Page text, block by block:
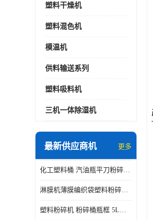
塑料干燥机
塑料混色机
模温机
供料输送系列
塑料吸料机
三机一体除湿机
最新供应商机 更多
化工塑料桶 汽油瓶平刀粉碎机生产厂家
淋膜机薄膜编织袋塑料粉碎机 薄膜碎料机
塑料粉碎机 粉碎桶瓶框 5L五加仑桶破碎视频